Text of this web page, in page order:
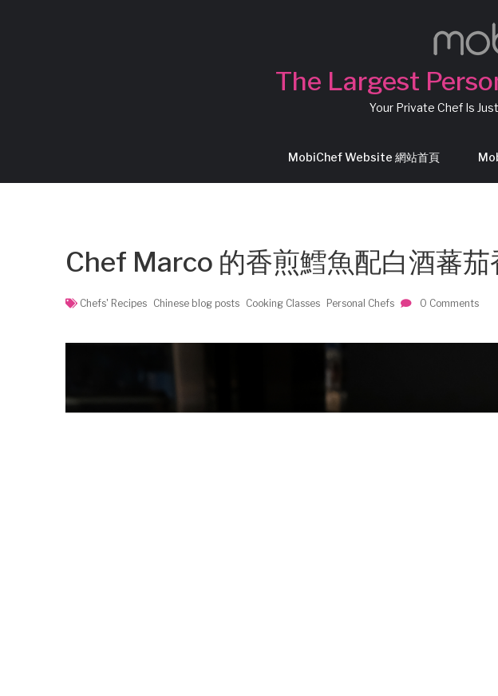
The Largest
Your Private Chef Is
MobiChef Website 網站首頁
Chef Marco 的香煎鱈魚配白酒蕃茄
Chefs' Recipes Chinese blog posts Cooking Classes Personal Chefs 0 Comments